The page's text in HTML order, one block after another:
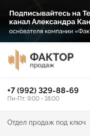
+7 (992) 329-88-69
Пн-Пт: 9:00 - 18:00
Отдел продаж под ключ